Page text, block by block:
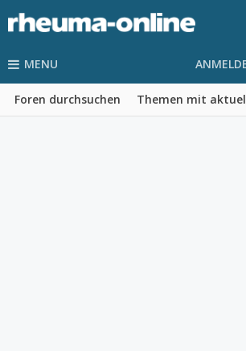
MENU
Foren durchsuchen Themen mit